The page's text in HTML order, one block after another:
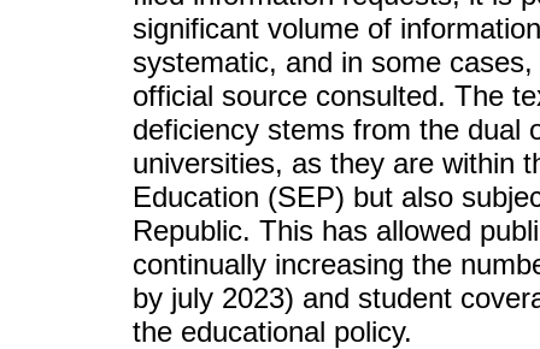
significant volume of
systematic, and in some
official source consulted. The
deficiency stems from the dual
universities, as they are within
Education (SEP) but also
Republic. This has allowed
continually increasing the
by july 2023) and student
the educational policy.